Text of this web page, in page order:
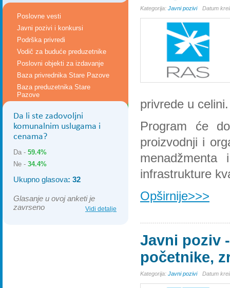
Poslovne vesti
Javni pozivi i konkursi
Podrška privredi
Vodič za buduće preduzetnike
Poslovni objekti za izdavanje
Baza privrednika Stare Pazove
Baza preduzetnika Stare
Pazove
Da li ste zadovoljni
komunalnim uslugama i
cenama?
Da - 59.4%
Ne - 34.4%
Ukupno glasova: 32
Glasanje u ovoj anketi je
zavrseno
Vidi detalje
Kategorija: Javni pozivi Datum
privrede u celini.
Program će
proizvodnji i
infrastrukture
Opširnije>>>
Javni poziv
početnike,
Kategorija: Javni pozivi Datum